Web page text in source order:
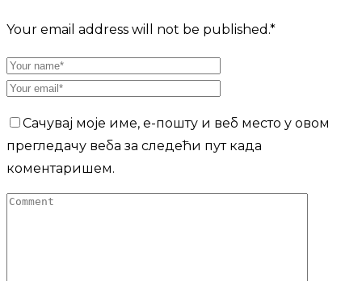
Your email address will not be published.*
Сачувај моје име, е-пошту и веб место у овом
прегледачу веба за следећи пут када
коментаришем.